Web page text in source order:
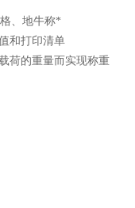
、地牛称*
和打印清单
荷的重量而实现称重